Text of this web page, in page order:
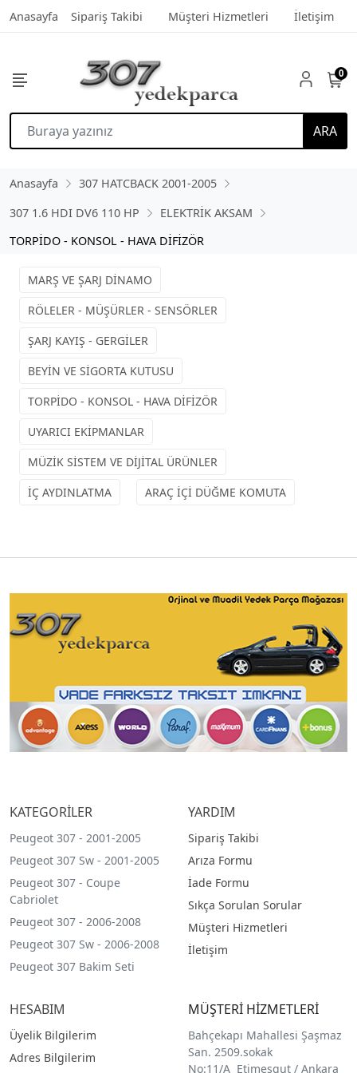
Anasayfa Sipariş Takibi Müşteri Hizmetleri İletişim
ARA
0
Anasayfa
307 HATCBACK 2001-2005
307 1.6 HDI DV6 110 HP
ELEKTRİK AKSAM
TORPİDO - KONSOL - HAVA DİFİZÖR
MARŞ VE ŞARJ DİNAMO
RÖLELER - MÜŞÜRLER - SENSÖRLER
ŞARJ KAYIŞ - GERGİLER
BEYİN VE SİGORTA KUTUSU
TORPİDO - KONSOL - HAVA DİFİZÖR
UYARICI EKİPMANLAR
MÜZİK SİSTEM VE DİJİTAL ÜRÜNLER
İÇ AYDINLATMA
ARAÇ İÇİ DÜĞME KOMUTA
KATEGORİLER
Peugeot 307 - 2001-2005
Peugeot 307 Sw - 2001-2005
Peugeot 307 - Coupe
Cabriolet
Peugeot 307 - 2006-2008
Peugeot 307 Sw - 2006-2008
Peugeot 307 Bakim Seti
YARDIM
Sipariş Takibi
Arıza Formu
İade Formu
Sıkça Sorulan Sorular
Müşteri Hizmetleri
İletişim
HESABIM
Üyelik Bilgilerim
Adres Bilgilerim
MÜŞTERİ HİZMETLERİ
Bahçekapı Mahallesi Şaşmaz
San. 2509.sokak
No:11/A Etimesgut / Ankara